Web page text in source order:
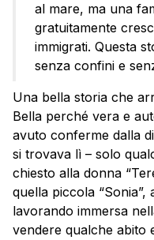
al mare, ma una
gratuitamente
immigrati. Questa
senza confini e
Una bella storia che
Bella perché vera e
avuto conferme dalla
si trovava lì – solo
chiesto alla donna
quella piccola
lavorando immersa
vendere qualche abito